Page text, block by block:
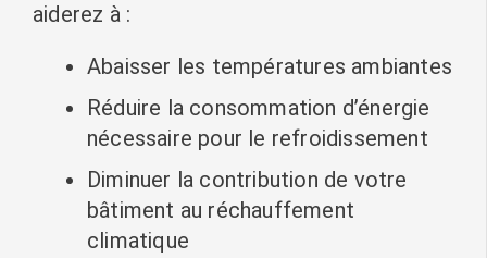
aiderez à :
Abaisser les températures ambiantes
Réduire la consommation d’énergie
nécessaire pour le refroidissement
Diminuer la contribution de votre
bâtiment au réchauffement
climatique